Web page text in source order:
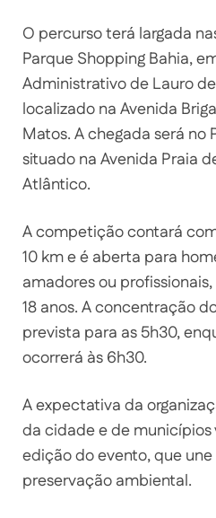
O percurso terá largada
Parque Shopping Bahia,
Administrativo de Lauro
localizado na Avenida
Matos. A chegada será no
situado na Avenida Praia
Atlântico.
A competição contará
10 km e é aberta para
amadores ou
18 anos. A concentração
prevista para as 5h30,
ocorrerá às 6h30.
A expectativa da
da cidade e de municípios
edição do evento, que
preservação ambiental.